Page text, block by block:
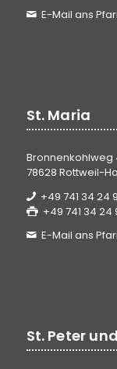
E-Mail ans
St. Maria
Bronnenkohlweg
78628 Rottweil-
+49 741 34 24 9
+49 741 34 24
E-Mail ans
St. Peter